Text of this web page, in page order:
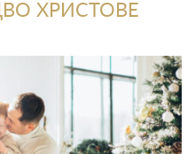
ХРИСТОВЕ